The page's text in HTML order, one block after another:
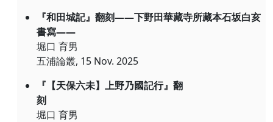
『和田城記』翻刻―—下野田華藏寺所藏本石坂白亥
書寫――
堀口 育男
五浦論叢, 15 Nov. 2025
『【天保六未】上野乃國記行』翻
刻
堀口 育男